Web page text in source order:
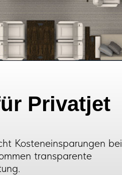
Privatjet
Kosteneinsparungen bei
transparente